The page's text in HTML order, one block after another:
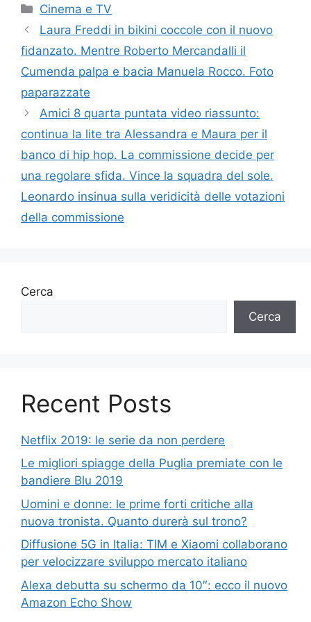
Categorie
Cinema e TV
Laura Freddi in bikini coccole con il nuovo
fidanzato. Mentre Roberto Mercandalli il
Cumenda palpa e bacia Manuela Rocco. Foto
paparazzate
Amici 8 quarta puntata video riassunto:
continua la lite tra Alessandra e Maura per il
banco di hip hop. La commissione decide per
una regolare sfida. Vince la squadra del sole.
Leonardo insinua sulla veridicità delle votazioni
della commissione
Cerca
Cerca
Recent Posts
Netflix 2019: le serie da non perdere
Le migliori spiagge della Puglia premiate con le
bandiere Blu 2019
Uomini e donne: le prime forti critiche alla
nuova tronista. Quanto durerà sul trono?
Diffusione 5G in Italia: TIM e Xiaomi collaborano
per velocizzare sviluppo mercato italiano
Alexa debutta su schermo da 10″: ecco il nuovo
Amazon Echo Show